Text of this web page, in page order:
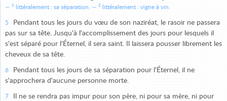
1 littéralement : sa séparation. 2 littéralement : vigne à vin.
5
Pendant tous les jours du vœu de son naziréat, le rasoir ne passera
pas sur sa tête. Jusqu'à l'accomplissement des jours pour lesquels il
s'est séparé pour l'Éternel, il sera saint. Il laissera pousser librement les
cheveux de sa tête.
6
Pendant tous les jours de sa séparation pour l'Éternel, il ne
s'approchera d'aucune personne morte.
7
Il ne se rendra pas impur pour son père, ni pour sa mère, ni pour